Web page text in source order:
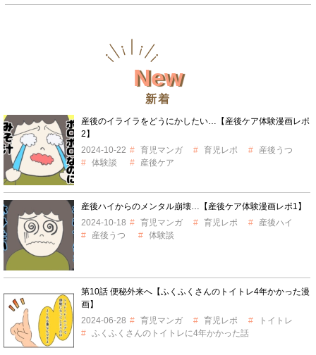
New
新着
産後のイライラをどうにかしたい…【産後ケア体験漫画レポ
2】
2024-10-22
育児マンガ 育児レポ
産後うつ
体験談
産後ケア
産後ハイからのメンタル崩壊…【産後ケア体験漫画レポ1】
2024-10-18
育児マンガ 育児レポ
産後ハイ
産後うつ
体験談
第10話 便秘外来へ【ふくふくさんのトイトレ4年かかった漫
画】
2024-06-28
育児マンガ 育児レポ
トイトレ
ふくふくさんのトイトレに4年かかった話